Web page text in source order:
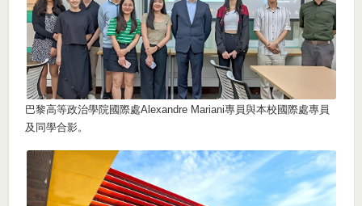
巴黎高等政治學院國際處Alexandre Mariani專員與本校國際處專員
及同學合影。